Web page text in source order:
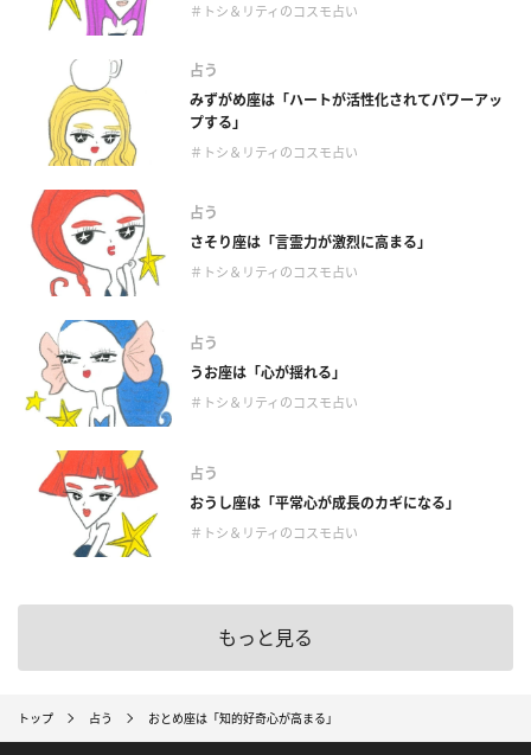
＃トシ＆リティのコスモ占い
占う
みずがめ座は「ハートが活性化されてパワーアッ
プする」
＃トシ＆リティのコスモ占い
占う
さそり座は「言霊力が激烈に高まる」
＃トシ＆リティのコスモ占い
占う
うお座は「心が揺れる」
＃トシ＆リティのコスモ占い
占う
おうし座は「平常心が成長のカギになる」
＃トシ＆リティのコスモ占い
もっと見る
トップ 占う おとめ座は「知的好奇心が高まる」